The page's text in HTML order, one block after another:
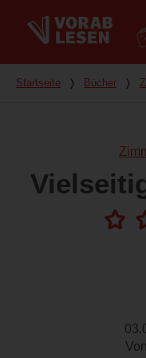
Du bist hier
Startseite ❭ Bücher ❭
Von